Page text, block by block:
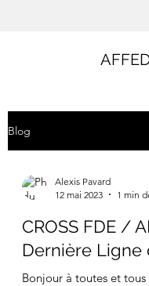
Blog
Alexis Pavard
12 mai 2023
1 min
CROSS FDE /
Dernière Ligne
Bonjour à toutes et